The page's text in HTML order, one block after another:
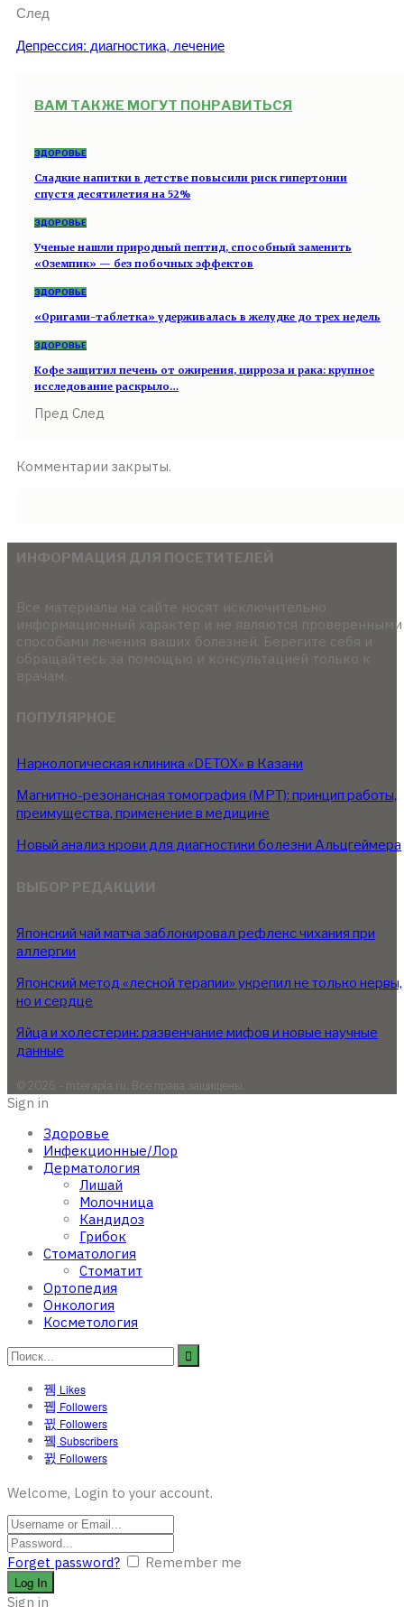
След
Депрессия: диагностика, лечение
ВАМ ТАКЖЕ МОГУТ ПОНРАВИТЬСЯ
ЗДОРОВЬЕ
Сладкие напитки в детстве повысили риск гипертонии
спустя десятилетия на 52%
ЗДОРОВЬЕ
Ученые нашли природный пептид, способный заменить
«Оземпик» — без побочных эффектов
ЗДОРОВЬЕ
«Оригами-таблетка» удерживалась в желудке до трех недель
ЗДОРОВЬЕ
Кофе защитил печень от ожирения, цирроза и рака: крупное
исследование раскрыло…
Пред След
Комментарии закрыты.
ИНФОРМАЦИЯ ДЛЯ ПОСЕТИТЕЛЕЙ
Все материалы на сайте носят исключительно
информационный характер и не являются проверенными
способами лечения ваших болезней. Берегите себя и
обращайтесь за помощью и консультацией только к
врачам.
ПОПУЛЯРНОЕ
Наркологическая клиника «DETOX» в Казани
Магнитно-резонансная томография (МРТ): принцип работы,
преимущества, применение в медицине
Новый анализ крови для диагностики болезни Альцгеймера
ВЫБОР РЕДАКЦИИ
Японский чай матча заблокировал рефлекс чихания при
аллергии
Японский метод «лесной терапии» укрепил не только нервы,
но и сердце
Яйца и холестерин: развенчание мифов и новые научные
данные
© 2026 - mterapia.ru. Все права защищены.
Sign in
Здоровье
Инфекционные/Лор
Дерматология
Лишай
Молочница
Кандидоз
Грибок
Стоматология
Стоматит
Ортопедия
Онкология
Косметология
Likes
Followers
Followers
Subscribers
Followers
Welcome, Login to your account.
Forget password? Remember me
Sign in